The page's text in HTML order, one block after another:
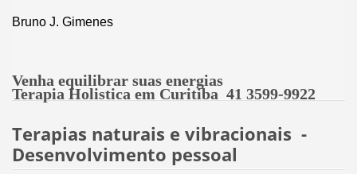
Bruno J. Gimenes
Venha equilibrar suas energias
Terapia Holistica em Curitiba 41 3599-9922
Terapias naturais e vibracionais -
Desenvolvimento pessoal